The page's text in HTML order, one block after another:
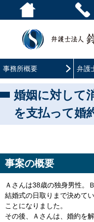
事務所概要 弁護
婚姻に対して
を支払って婚
事案の概要
Ａさんは38歳の独身男性。
結婚式の日取りまで決めて
ことになりました。
その後、Ａさんは、婚約を